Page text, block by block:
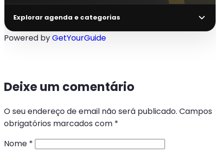
Explorar agenda e categorias
Powered byGetYourGuide
Deixe um comentário
O seu endereço de email não será publicado. Campos
obrigatórios marcados com *
Nome *